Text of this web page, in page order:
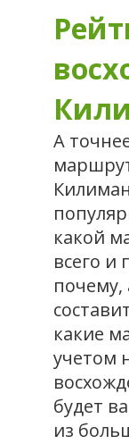
А
какой
всего и
какие
учетом
будет
из